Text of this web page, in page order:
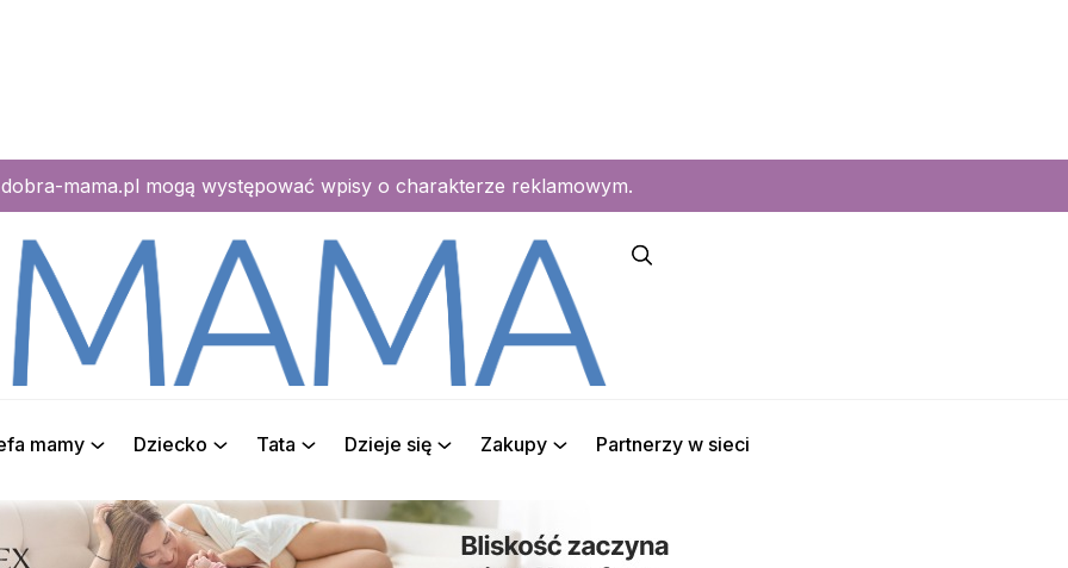
mama.pl mogą występować wpisy o charakterze reklamowym.
mamy Dziecko Tata Dzieje się Zakupy Partnerzy w sieci